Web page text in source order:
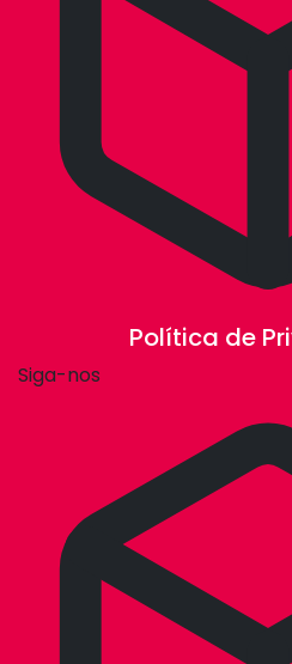
Política de
Siga-nos